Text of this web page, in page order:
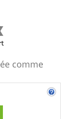
comme